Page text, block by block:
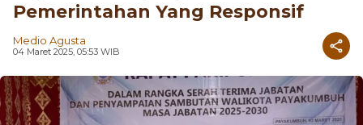
Pemerintahan Yang Responsif
Medio Agusta
04 Maret 2025, 05:53 WIB